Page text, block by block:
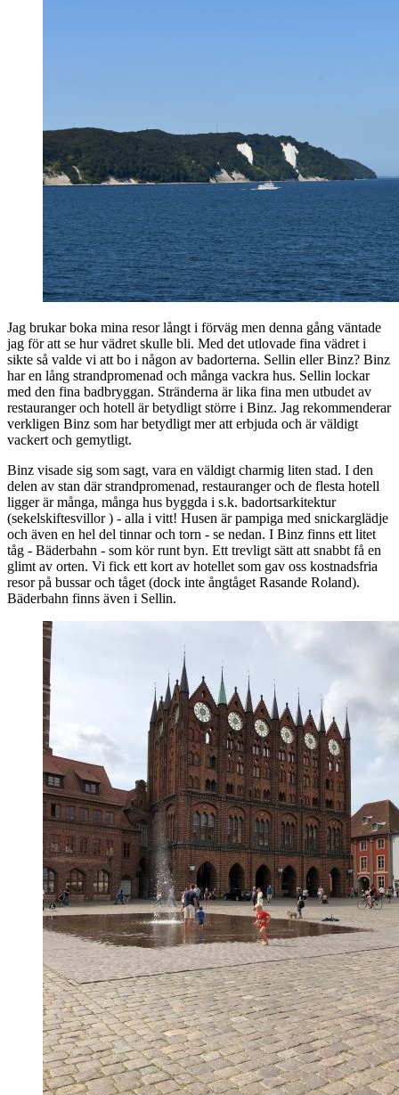
Jag brukar boka mina resor långt i förväg men denna gång väntade
jag för att se hur vädret skulle bli. Med det utlovade fina vädret i
sikte så valde vi att bo i någon av badorterna. Sellin eller Binz? Binz
har en lång strandpromenad och många vackra hus. Sellin lockar
med den fina badbryggan. Stränderna är lika fina men utbudet av
restauranger och hotell är betydligt större i Binz. Jag rekommenderar
verkligen Binz som har betydligt mer att erbjuda och är väldigt
vackert och gemytligt.
Binz visade sig som sagt, vara en väldigt charmig liten stad. I den
delen av stan där strandpromenad, restauranger och de flesta hotell
ligger är många, många hus byggda i s.k. badortsarkitektur
(sekelskiftesvillor ) - alla i vitt! Husen är pampiga med snickarglädje
och även en hel del tinnar och torn - se nedan. I Binz finns ett litet
tåg - Bäderbahn - som kör runt byn. Ett trevligt sätt att snabbt få en
glimt av orten. Vi fick ett kort av hotellet som gav oss kostnadsfria
resor på bussar och tåget (dock inte ångtåget Rasande Roland).
Bäderbahn finns även i Sellin.